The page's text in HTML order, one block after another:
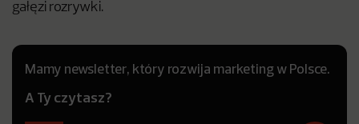
gałęzi rozrywki.
Mamy newsletter, który rozwija marketing w Polsce.
A Ty czytasz?